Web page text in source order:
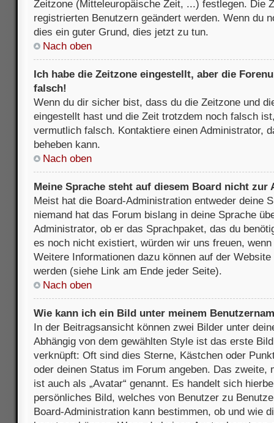
Zeitzone (Mitteleuropäische Zeit, ...) festlegen. Die
registrierten Benutzern geändert werden. Wenn du
dies ein guter Grund, dies jetzt zu tun.
Nach oben
Ich habe die Zeitzone eingestellt, aber die
falsch!
Wenn du dir sicher bist, dass du die Zeitzone und
eingestellt hast und die Zeit trotzdem noch falsch
vermutlich falsch. Kontaktiere einen Administrator,
beheben kann.
Nach oben
Meine Sprache steht auf diesem Board nicht zur
Meist hat die Board-Administration entweder deine
niemand hat das Forum bislang in deine Sprache
Administrator, ob er das Sprachpaket, das du
es noch nicht existiert, würden wir uns freuen,
Weitere Informationen dazu können auf der
werden (siehe Link am Ende jeder Seite).
Nach oben
Wie kann ich ein Bild unter meinem
In der Beitragsansicht können zwei Bilder unter
Abhängig von dem gewählten Style ist das erste
verknüpft: Oft sind dies Sterne, Kästchen oder
oder deinen Status im Forum angeben. Das zweite,
ist auch als „Avatar“ genannt. Es handelt sich
persönliches Bild, welches von Benutzer zu
Board-Administration kann bestimmen, ob und wie